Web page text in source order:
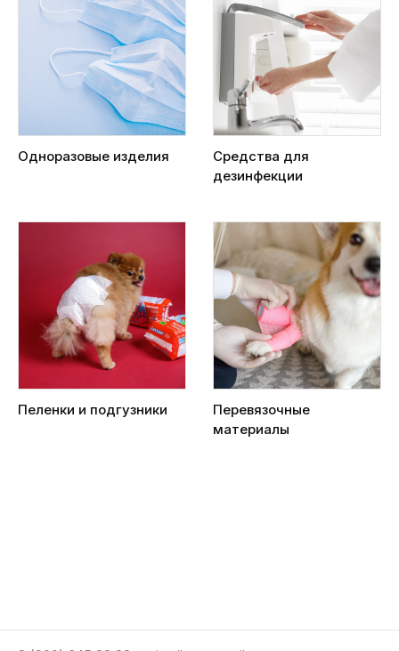
Одноразовые изделия
Средства для
дезинфекции
Пеленки и подгузники
Перевязочные
материалы